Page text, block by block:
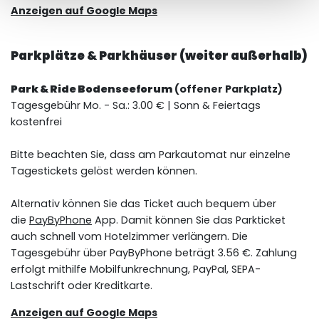
Anzeigen auf Google Maps
Parkplätze & Parkhäuser (weiter außerhalb)
Park & Ride Bodenseeforum (offener Parkplatz)
Tagesgebühr Mo. - Sa.: 3.00 € | Sonn & Feiertags
kostenfrei
Bitte beachten Sie, dass am Parkautomat nur einzelne
Tagestickets gelöst werden können.
Alternativ können Sie das Ticket auch bequem über
die PayByPhone App. Damit können Sie das Parkticket
auch schnell vom Hotelzimmer verlängern. Die
Tagesgebühr über PayByPhone beträgt 3.56 €. Zahlung
erfolgt mithilfe Mobilfunkrechnung, PayPal, SEPA-
Lastschrift oder Kreditkarte.
Anzeigen auf Google Maps